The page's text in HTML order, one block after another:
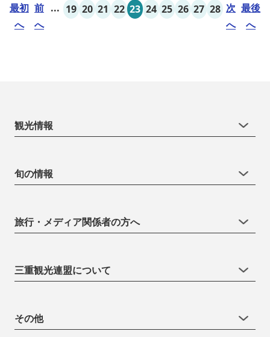
最初
へ
前
へ
... 19 20 21 22 23 24 25 26 27 28 次
へ
最後
へ
観光情報
旬の情報
旅行・メディア関係者の方へ
三重観光連盟について
その他